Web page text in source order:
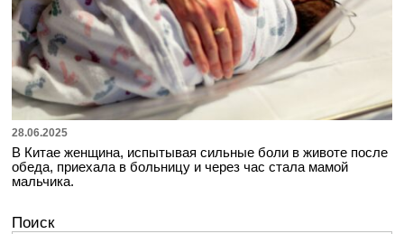
28.06.2025
В Китае женщина, испытывая сильные боли в животе после
обеда, приехала в больницу и через час стала мамой
мальчика.
Поиск